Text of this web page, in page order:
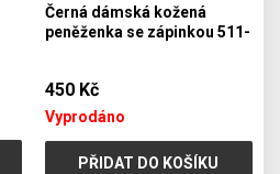
Černá dámská kožená
peněženka se zápinkou 511-
450 Kč
Vyprodáno
PŘIDAT DO KOŠÍKU